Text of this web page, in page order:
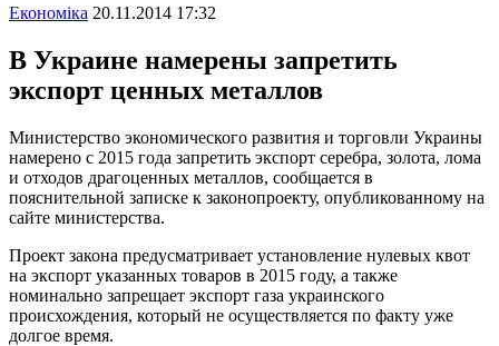
Економіка 20.11.2014 17:32
В Украине намерены запретить
экспорт ценных металлов
Министерство экономического развития и торговли Украины
намерено с 2015 года запретить экспорт серебра, золота, лома
и отходов драгоценных металлов, сообщается в
пояснительной записке к законопроекту, опубликованному на
сайте министерства.
Проект закона предусматривает установление нулевых квот
на экспорт указанных товаров в 2015 году, а также
номинально запрещает экспорт газа украинского
происхождения, который не осуществляется по факту уже
долгое время.